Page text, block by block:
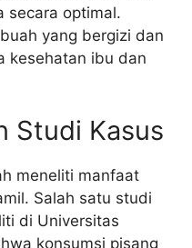
secara optimal.
yang bergizi dan
kesehatan ibu dan
Studi Kasus
meneliti manfaat
Salah satu studi
di Universitas
konsumsi pisang